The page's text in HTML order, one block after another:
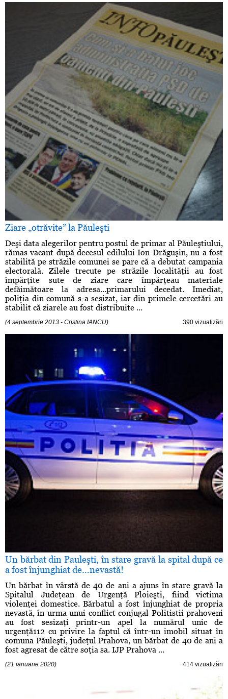
Ziare „otrăvite” la Păuleşti
Deşi data alegerilor pentru postul de primar al Păuleştiului,
rămas vacant după decesul edilului Ion Drăguşin, nu a fost
stabilită pe străzile comunei se pare că a debutat campania
electorală. Zilele trecute pe străzile localităţii au fost
împărţite sute de ziare care împărţeau materiale
defăimătoare la adresa...primarului decedat. Imediat,
poliţia din comună s-a sesizat, iar din primele cercetări au
stabilit că ziarele au fost distribuite ...
(4 septembrie 2013 - Cristina IANCU) 390 vizualizări
Un bărbat din Pauleşti, în stare gravă la spital după ce
a fost înjunghiat de…nevastă!
Un bărbat în vârstă de 40 de ani a ajuns în stare gravă la
Spitalul Judeţean de Urgenţă Ploieşti, fiind victima
violenţei domestice. Bărbatul a fost înjunghiat de propria
nevastă, în urma unui conflict conjugal Politistii prahoveni
au fost sesizaţi printr-un apel la numărul unic de
urgenţă112 cu privire la faptul că într-un imobil situat în
comuna Păuleşti, judeţul Prahova, un bărbat de 40 de ani a
fost agresat de către soţia sa. IJP Prahova ...
(21 ianuarie 2020) 414 vizualizări